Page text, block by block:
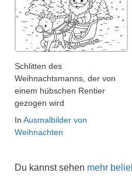
Schlitten des
Weihnachtsmanns, der von
einem hübschen Rentier
gezogen wird
In Ausmalbilder von
Weihnachten
Du kannst sehen mehr